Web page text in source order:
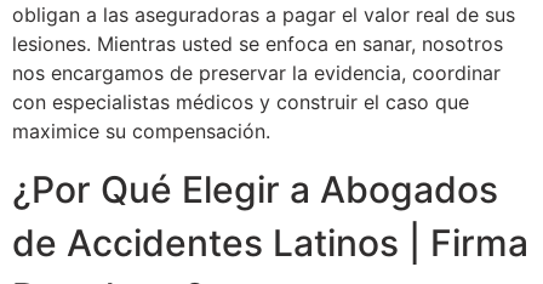
obligan a las aseguradoras a pagar el valor real de sus
lesiones. Mientras usted se enfoca en sanar, nosotros
nos encargamos de preservar la evidencia, coordinar
con especialistas médicos y construir el caso que
maximice su compensación.
¿Por Qué Elegir a Abogados
de Accidentes Latinos | Firma